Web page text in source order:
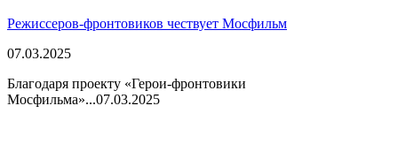
Режиссеров-фронтовиков чествует Мосфильм
07.03.2025
Благодаря проекту «Герои-фронтовики
Мосфильма»...07.03.2025